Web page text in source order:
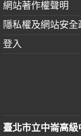
網站著作權聲明
隱私權及網站安全
登入
臺北市立中崙高級